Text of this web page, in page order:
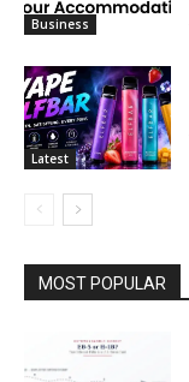
Business
Latest
MOST POPULAR